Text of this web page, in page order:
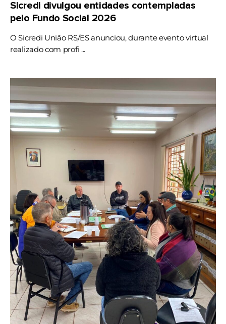
Sicredi divulgou entidades contempladas
pelo Fundo Social 2026
O Sicredi União RS/ES anunciou, durante evento virtual
realizado com profi ...